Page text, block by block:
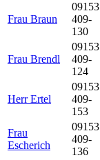
Frau Braun
09153
409-
130
Frau Brendl
09153
409-
124
Herr Ertel
09153
409-
153
Frau
Escherich
09153
409-
136